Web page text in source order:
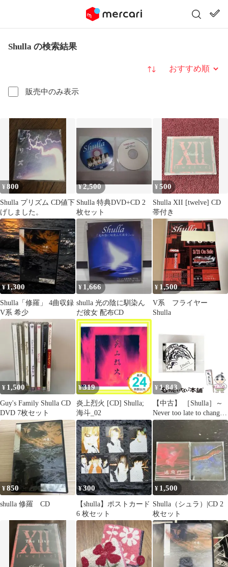
Shulla の検索結果
販売中のみ表示
並び替え
¥800
Shulla プリズム CD値下
げしました。
¥2,500
Shulla 特典DVD+CD 2
枚セット
¥500
Shulla XII [twelve] CD
帯付き
¥1,300
Shulla「修羅」 4曲収録
V系 希少
¥ 1,666
shulla 光の陰に馴染ん
だ彼女 配布CD
¥ 1,500
V系 フライヤー
Shulla
¥ 1,500
Guy's Family Shulla CD
DVD 7枚セット
¥319
炎上烈火 [CD] Shulla;
海斗_02
¥ 1,843
【中古】 ［Shulla］～
Never too late to change
～ / Shulla /
¥850
shulla 修羅 CD
¥300
【shulla】ポストカード
6 枚セット
¥ 1,500
Shulla（シュラ）|CD 2
枚セット